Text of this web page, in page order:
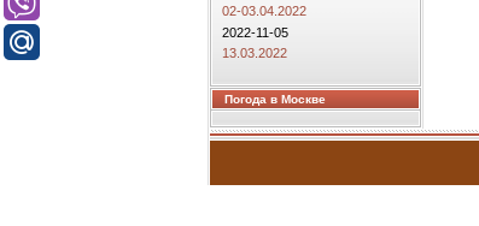
02-03.04.2022
2022-11-05
13.03.2022
Погода в Москве